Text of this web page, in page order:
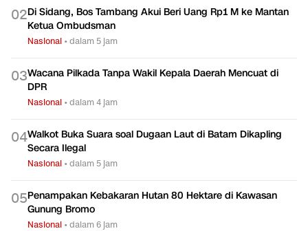
02Di Sidang, Bos Tambang Akui Beri Uang Rp1 M ke Mantan
Ketua Ombudsman
Nasional •dalam 5 jam
03Wacana Pilkada Tanpa Wakil Kepala Daerah Mencuat di
DPR
Nasional •dalam 4 jam
04Walkot Buka Suara soal Dugaan Laut di Batam Dikapling
Secara Ilegal
Nasional •dalam 5 jam
05Penampakan Kebakaran Hutan 80 Hektare di Kawasan
Gunung Bromo
Nasional •dalam 6 jam